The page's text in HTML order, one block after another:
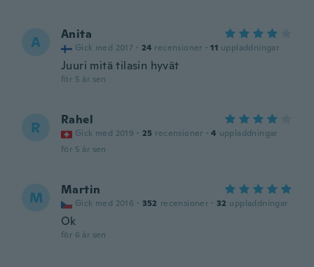
A Anita
Gick med 2017 · 24 recensioner · 11 uppladdningar
Juuri mitä tilasin hyvät
för 5 år sen
R Rahel
Gick med 2019 · 25 recensioner · 4 uppladdningar
för 5 år sen
M Martin
Gick med 2016 · 352 recensioner · 32 uppladdningar
Ok
för 6 år sen